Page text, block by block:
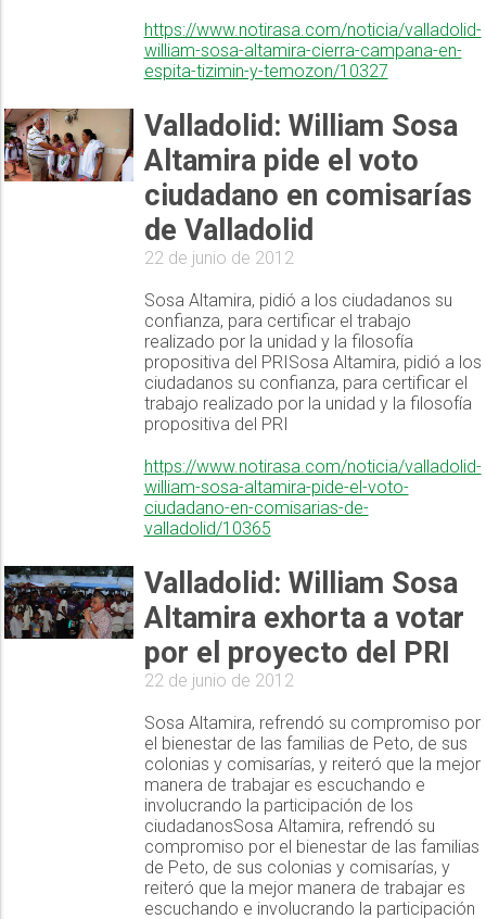
https://www.notirasa.com/noticia/valladolid-
william-sosa-altamira-cierra-campana-en-
espita-tizimin-y-temozon/10327
Valladolid: William Sosa
Altamira pide el voto
ciudadano en comisarías
de Valladolid
22 de junio de 2012
Sosa Altamira, pidió a los ciudadanos su
confianza, para certificar el trabajo
realizado por la unidad y la filosofía
propositiva del PRISosa Altamira, pidió a los
ciudadanos su confianza, para certificar el
trabajo realizado por la unidad y la filosofía
propositiva del PRI
https://www.notirasa.com/noticia/valladolid-
william-sosa-altamira-pide-el-voto-
ciudadano-en-comisarias-de-
valladolid/10365
Valladolid: William Sosa
Altamira exhorta a votar
por el proyecto del PRI
22 de junio de 2012
Sosa Altamira, refrendó su compromiso por
el bienestar de las familias de Peto, de sus
colonias y comisarías, y reiteró que la mejor
manera de trabajar es escuchando e
involucrando la participación de los
ciudadanosSosa Altamira, refrendó su
compromiso por el bienestar de las familias
de Peto, de sus colonias y comisarías, y
reiteró que la mejor manera de trabajar es
escuchando e involucrando la participación